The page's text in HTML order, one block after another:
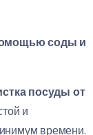
соды и
посуды от
и
времени.